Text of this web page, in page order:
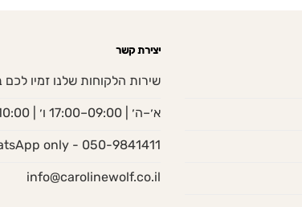
יצירת קשר
שירות הלקוחות שלנו זמיו לכם
א׳–ה׳ | 09:00–17:00 ו׳ | 10:00–13:00
050-9841411 - WhatsApp only
info@carolinewolf.co.il